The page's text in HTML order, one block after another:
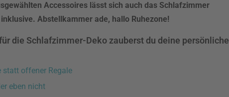
Accessoires lässt sich auch das Schlafzimmer
Abstellkammer ade, hallo Ruhezone!
die Schlafzimmer-Deko zauberst du deine persönliche
statt offener Regale
eben nicht